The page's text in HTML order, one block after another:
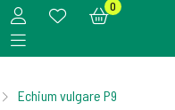
0
Echium vulgare P9